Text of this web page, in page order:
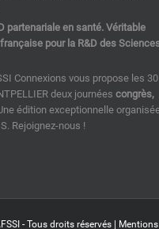
partenariale en santé. Véritable
pour la R&D des
Connexions vous propose les 30
deux journées congrès,
édition exceptionnelle
Rejoignez-nous !
- Tous droits réservés |